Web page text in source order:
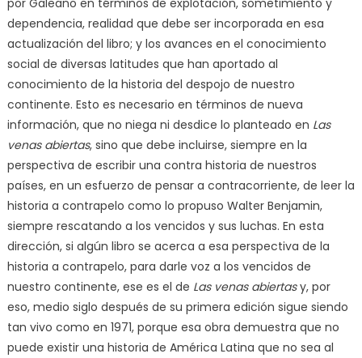
dependencia, realidad que debe ser incorporada en esa
actualización del libro; y los avances en el conocimiento
social de diversas latitudes que han aportado al
conocimiento de la historia del despojo de nuestro
continente. Esto es necesario en términos de nueva
información, que no niega ni desdice lo planteado en Las
venas abiertas, sino que debe incluirse, siempre en la
perspectiva de escribir una contra historia de nuestros
países, en un esfuerzo de pensar a contracorriente, de leer la
historia a contrapelo como lo propuso Walter Benjamin,
siempre rescatando a los vencidos y sus luchas. En esta
dirección, si algún libro se acerca a esa perspectiva de la
historia a contrapelo, para darle voz a los vencidos de
nuestro continente, ese es el de Las venas abiertasy, por
eso, medio siglo después de su primera edición sigue siendo
tan vivo como en 1971, porque esa obra demuestra que no
puede existir una historia de América Latina que no sea al